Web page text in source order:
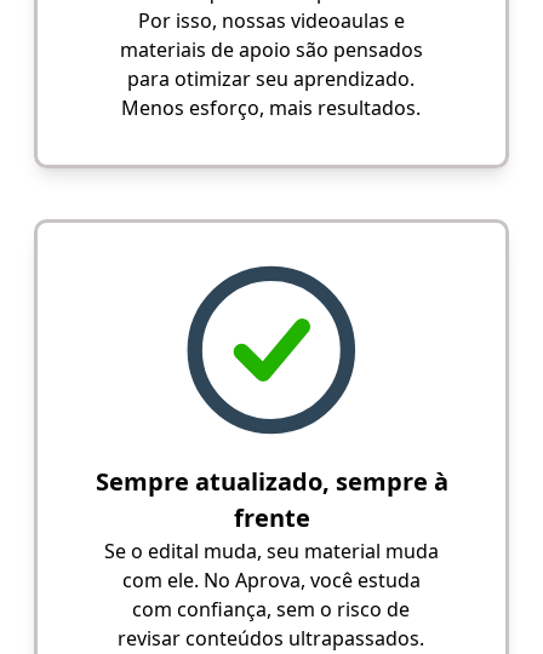
Por isso, nossas videoaulas e
materiais de apoio são pensados
para otimizar seu aprendizado.
Menos esforço, mais resultados.
Sempre atualizado, sempre à
frente
Se o edital muda, seu material muda
com ele. No Aprova, você estuda
com confiança, sem o risco de
revisar conteúdos ultrapassados.